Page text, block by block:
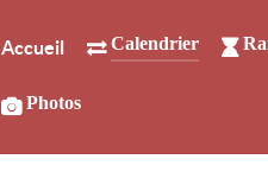
Accueil Calendrier
Photos